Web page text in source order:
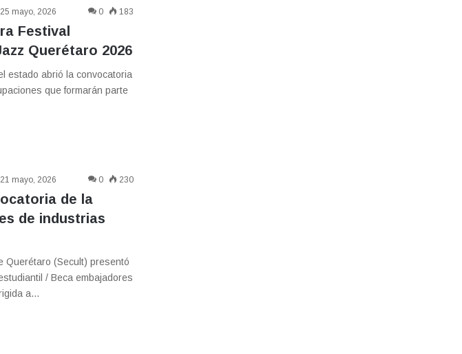
25 mayo, 2026 0 183
Festival
Querétaro 2026
estado abrió la convocatoria
que formarán parte
21 mayo, 2026 0 230
de la
de industrias
Querétaro (Secult) presentó
/ Beca embajadores
a…